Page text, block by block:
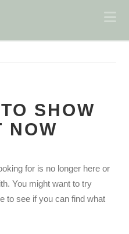
SHOW
NOW
for is no longer here or
You might want to try
to see if you can find what